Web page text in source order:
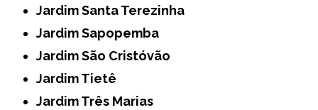
Jardim Santa Terezinha
Jardim Sapopemba
Jardim São Cristóvão
Jardim Tietê
Jardim Três Marias